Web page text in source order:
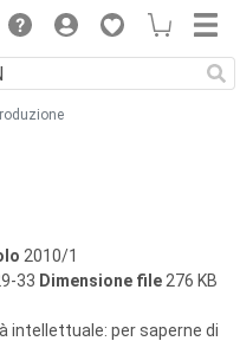
2010/1
33 Dimensione file 276 KB
intellettuale: per saperne di